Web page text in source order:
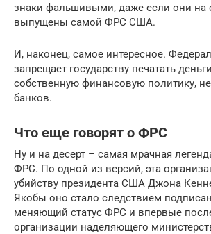
знаки фальшивыми, даже если они на
выпущены самой ФРС США.
И, наконец, самое интересное.
запрещает государству печатать
собственную финансовую политику,
банков.
Что еще говорят о ФРС
Ну и на десерт – самая мрачная
ФРС. По одной из версий, эта
убийству президента США Джона
Якобы оно стало следствием
меняющий статус ФРС и впервые
организации наделяющего